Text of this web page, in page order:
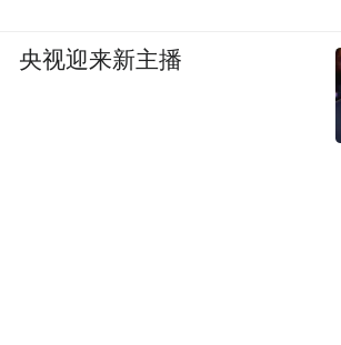
央视迎来新主播